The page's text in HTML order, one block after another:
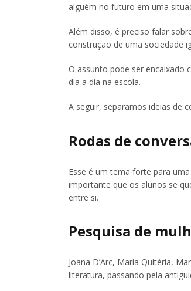
alguém no futuro em uma
Além disso, é preciso falar
construção de uma sociedade
O assunto pode ser encaixado
dia a dia na escola.
A seguir, separamos ideias de
Rodas de
Esse é um tema forte para
importante que os alunos se
entre si.
Pesquisa de
Joana D’Arc, Maria Quitéria,
literatura, passando pela